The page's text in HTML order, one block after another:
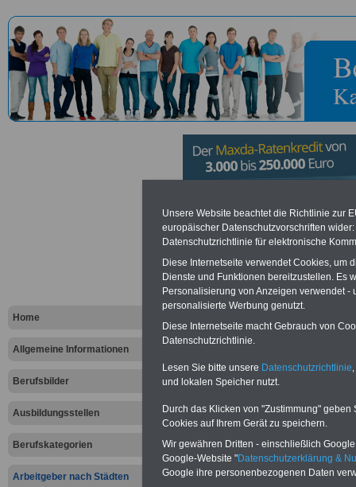
Home
Allgemeine Informationen
Berufsbilder
Ausbildungsstellen
Berufskategorien
Arbeitgeber nach Städten
Vorteile für den öffentlichen
Vergleichen und sparen
Bausparen schon ab 16 Jahren
Berufsunfähigkeitsabsicherung
Online-Vergleich Gesetzliche
Krankenkassen
Vorteile der Privaten
Krankenversicherung
zurück zur
Unsere Website beachtet die Richtlinie zur
europäischer Datenschutzvorschriften
Datenschutzrichtlinie für elektronische
Diese Internetseite verwendet Cookies, um
Dienste und Funktionen bereitzustellen. Es
Personalisierung von Anzeigen verwendet
personalisierte Werbung genutzt.
Diese Internetseite macht Gebrauch von
Datenschutzrichtlinie.
Lesen Sie bitte unsere Datenschutzrichtlinie
und lokalen Speicher nutzt.
Durch das Klicken von "Zustimmung"
Cookies auf Ihrem Gerät zu speichern.
Wir gewähren Dritten - einschließlich
Google-Website "Datenschutzerklärung &
Google ihre personenbezogenen Daten